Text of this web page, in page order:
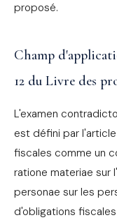
proposé.
Champ
12 du Livre des
L'examen
est défini par
fiscales comme un
ratione materiae sur
personae sur les
d'obligations